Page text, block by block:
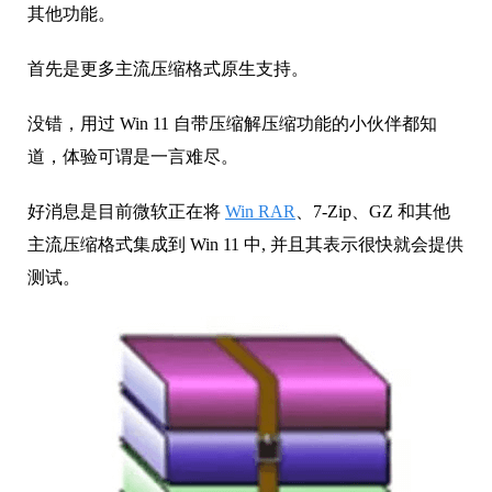
其他功能。
首先是更多主流压缩格式原生支持。
没错，用过 Win 11 自带压缩解压缩功能的小伙伴都知
道，体验可谓是一言难尽。
好消息是目前微软正在将 Win RAR、7-Zip、GZ 和其他
主流压缩格式集成到 Win 11 中, 并且其表示很快就会提供
测试。